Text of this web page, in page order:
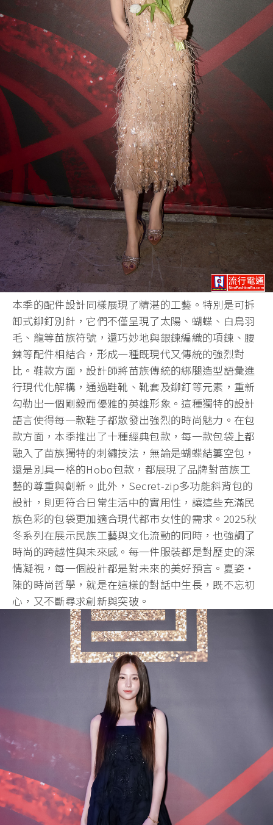
本季的配件設計同樣展現了精湛的工藝。特別是可拆
卸式鉚釘別針，它們不僅呈現了太陽、蝴蝶、白鳥羽
毛、龍等苗族符號，還巧妙地與銀鍊編織的項鍊、腰
鍊等配件相結合，形成一種既現代又傳統的強烈對
比。鞋款方面，設計師將苗族傳統的綁腿造型語彙進
行現代化解構，通過鞋靴、靴套及鉚釘等元素，重新
勾勒出一個剛毅而優雅的英雄形象。這種獨特的設計
語言使得每一款鞋子都散發出強烈的時尚魅力。在包
款方面，本季推出了十種經典包款，每一款包袋上都
融入了苗族獨特的刺繡技法，無論是蝴蝶結簍空包，
還是別具一格的Hobo包款，都展現了品牌對苗族工
藝的尊重與創新。此外，Secret-zip多功能斜背包的
設計，則更符合日常生活中的實用性，讓這些充滿民
族色彩的包袋更加適合現代都市女性的需求。2025秋
冬系列在展示民族工藝與文化流動的同時，也強調了
時尚的跨越性與未來感。每一件服裝都是對歷史的深
情凝視，每一個設計都是對未來的美好預言。夏姿・
陳的時尚哲學，就是在這樣的對話中生長，既不忘初
心，又不斷尋求創新與突破。